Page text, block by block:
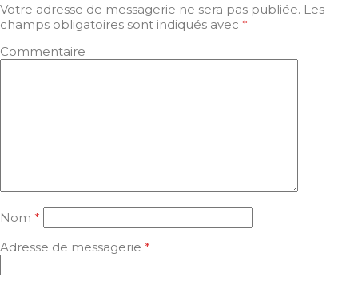
Votre adresse de messagerie ne sera pas publiée. Les
champs obligatoires sont indiqués avec *
Commentaire
Nom *
Adresse de messagerie *